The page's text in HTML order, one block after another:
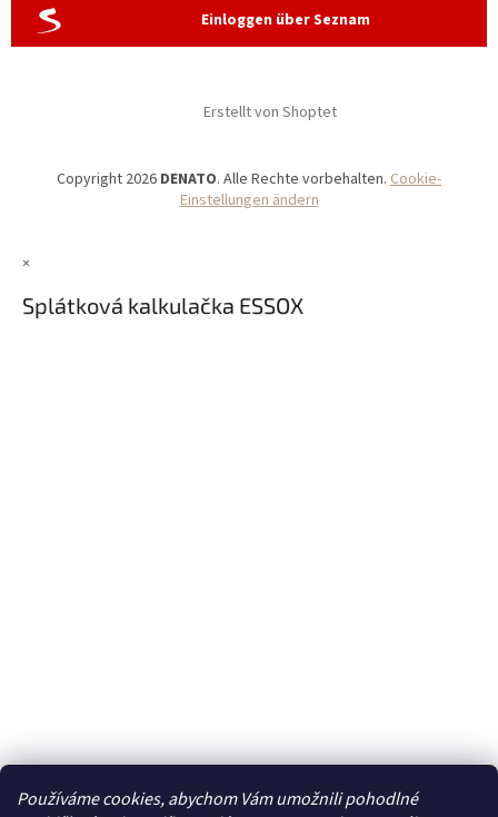
Používáme cookies, abychom Vám umožnili pohodlné
Einloggen über Seznam
Erstellt von Shoptet
Copyright 2026 DENATO. Alle Rechte vorbehalten. Cookie-
Einstellungen ändern
×
Splátková kalkulačka ESSOX